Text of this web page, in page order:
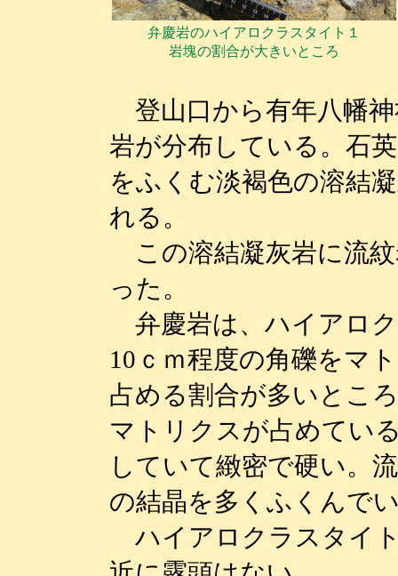
弁慶岩のハイアロクラスタイト１
岩塊の割合が大きいところ
登山口から有年八幡
岩が分布している。石
をふくむ淡褐色の溶結
れる。
この溶結凝灰岩に流
った。
弁慶岩は、ハイアロ
10ｃｍ程度の角礫をマ
占める割合が多いとこ
マトリクスが占めてい
していて緻密で硬い。
の結晶を多くふくんで
ハイアロクラスタイ